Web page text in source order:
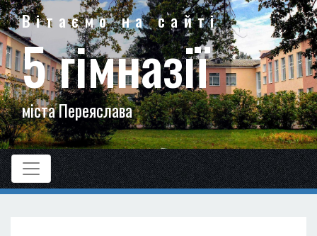
Вітаємо на сайті
5 гімназії
міста Переяслава